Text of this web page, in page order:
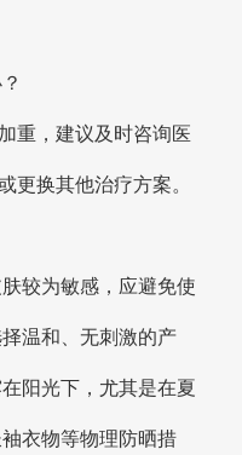
重，建议及时咨询医
更换其他治疗方案。
较为敏感，应避免使
温和、无刺激的产
阳光下，尤其是在夏
衣物等物理防晒措